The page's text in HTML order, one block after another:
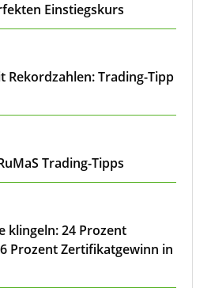
Einstiegskurs
Rekordzahlen: Trading-Tipp
Trading-Tipps
klingeln: 24 Prozent
Prozent Zertifikatgewinn in